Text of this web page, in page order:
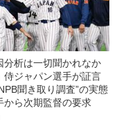
分析は一切聞かれなか
侍ジャパン選手が証言
聞き取り調査”の実態
から次期監督の要求